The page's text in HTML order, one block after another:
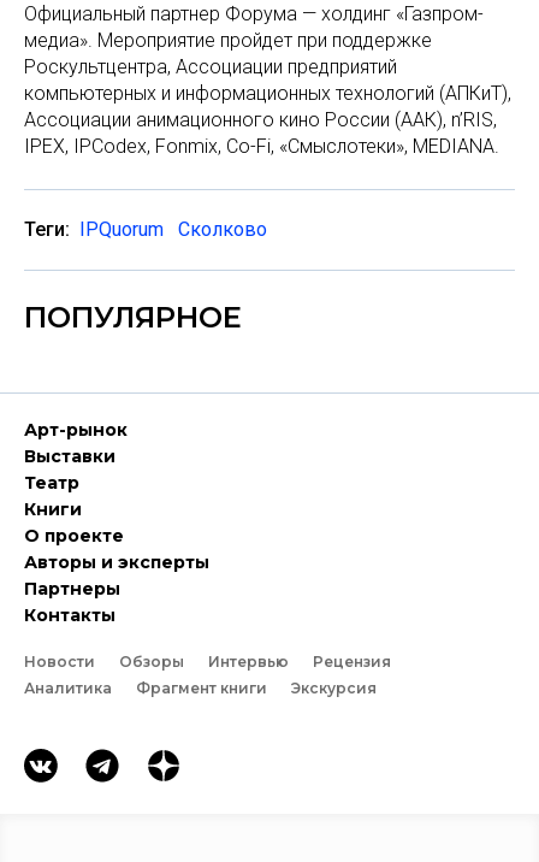
Официальный партнер Форума — холдинг «Газпром-
медиа». Мероприятие пройдет при поддержке
Роскультцентра, Ассоциации предприятий
компьютерных и информационных технологий (АПКиТ),
Ассоциации анимационного кино России (ААК), n’RIS,
IPEX, IPCodex, Fonmix, Co-Fi, «Смыслотеки», MEDIANA.
Теги: IPQuorum Сколково
ПОПУЛЯРНОЕ
Арт-рынок
Выставки
Театр
Книги
О проекте
Авторы и эксперты
Партнеры
Контакты
Новости Обзоры Интервью
Рецензия
Аналитика
Фрагмент книги Экскурсия